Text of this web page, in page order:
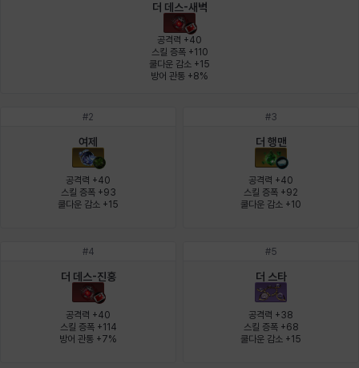
에키온 엘레나
유스티나 유키
이안 재키
크레이버 타지아
펠릭스 피올로
더 데스-새벽
공격력 +40
스킬 증폭 +110
쿨다운 감소 +15
방어 관통 +8%
#2
여제
공격력 +40
스킬 증폭 +93
쿨다운 감소 +15
#3
더 행맨
공격력 +40
스킬 증폭 +92
쿨다운 감소 +10
#4
더 데스-진홍
공격력 +40
스킬 증폭 +114
방어 관통 +7%
#5
더 스타
공격력 +38
스킬 증폭 +68
쿨다운 감소 +15